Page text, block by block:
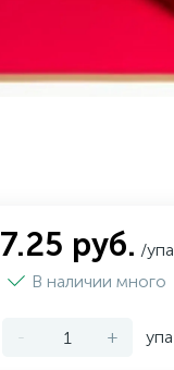
7.25 руб. /упа
В наличии много
- + упа